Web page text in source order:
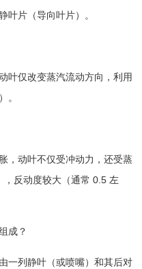
叶片（导向叶片）。
叶仅改变蒸汽流动方向，利用
。
，动叶不仅受冲动力，还受蒸
反动度较大（通常 0.5 左
成？
一列静叶（或喷嘴）和其后对